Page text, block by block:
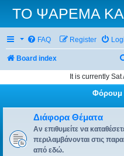
ΤΟ ΨΑΡΕΜΑ
FAQ Register
Board index
It is currently
Φόρουμ
Διάφορα Θέματα
Αν επιθυμείτε να
περιλαμβάνονται στις
από εδώ.